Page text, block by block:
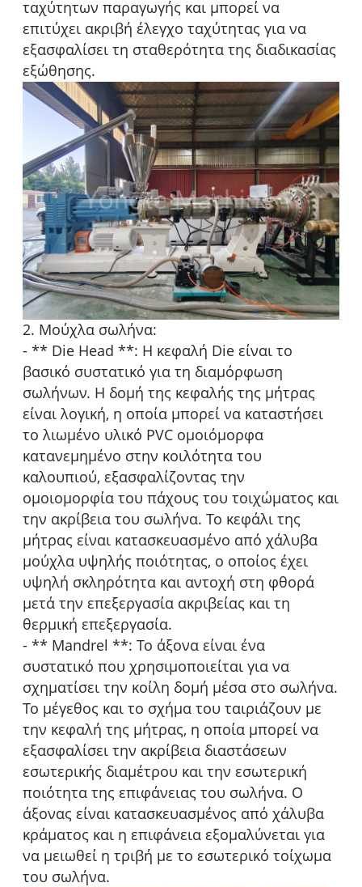
ταχύτητων παραγωγής και μπορεί να
επιτύχει ακριβή έλεγχο ταχύτητας για να
εξασφαλίσει τη σταθερότητα της διαδικασίας
εξώθησης.
2. Μούχλα σωλήνα:
- ** Die Head **: Η κεφαλή Die είναι το
βασικό συστατικό για τη διαμόρφωση
σωλήνων. Η δομή της κεφαλής της μήτρας
είναι λογική, η οποία μπορεί να καταστήσει
το λιωμένο υλικό PVC ομοιόμορφα
κατανεμημένο στην κοιλότητα του
καλουπιού, εξασφαλίζοντας την
ομοιομορφία του πάχους του τοιχώματος και
την ακρίβεια του σωλήνα. Το κεφάλι της
μήτρας είναι κατασκευασμένο από χάλυβα
μούχλα υψηλής ποιότητας, ο οποίος έχει
υψηλή σκληρότητα και αντοχή στη φθορά
μετά την επεξεργασία ακριβείας και τη
θερμική επεξεργασία.
- ** Mandrel **: Το άξονα είναι ένα
συστατικό που χρησιμοποιείται για να
σχηματίσει την κοίλη δομή μέσα στο σωλήνα.
Το μέγεθος και το σχήμα του ταιριάζουν με
την κεφαλή της μήτρας, η οποία μπορεί να
εξασφαλίσει την ακρίβεια διαστάσεων
εσωτερικής διαμέτρου και την εσωτερική
ποιότητα της επιφάνειας του σωλήνα. Ο
άξονας είναι κατασκευασμένος από χάλυβα
κράματος και η επιφάνεια εξομαλύνεται για
να μειωθεί η τριβή με το εσωτερικό τοίχωμα
του σωλήνα.